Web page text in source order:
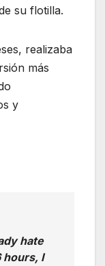
su flotilla.
realizaba
más
y
hate
hours, I